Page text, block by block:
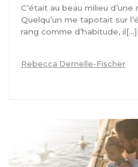
C’était au beau milieu
Quelqu’un me tapotait sur
rang comme d’habitude, il[...]
Rebecca Dernelle-Fischer